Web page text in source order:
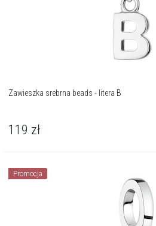
Zawieszka srebrna beads - litera B
119 zł
Promocja